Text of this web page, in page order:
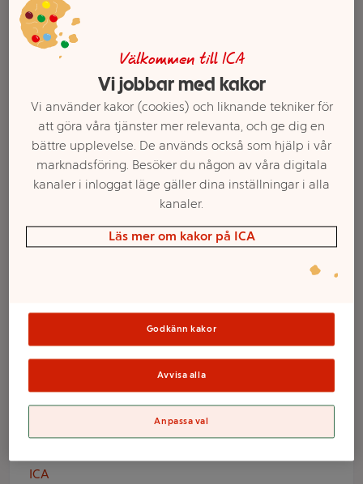
Picnicmugg Rosa
30cl ICA
ICA
Välj butik och handla
Välkommen till ICA
Vi jobbar med kakor
Vi använder kakor (cookies) och liknande tekniker för
att göra våra tjänster mer relevanta, och ge dig en
bättre upplevelse. De används också som hjälp i vår
marknadsföring. Besöker du någon av våra digitala
kanaler i inloggat läge gäller dina inställningar i alla
kanaler.
Läs mer om kakor på ICA
Godkänn kakor
Avvisa alla
Anpassa val